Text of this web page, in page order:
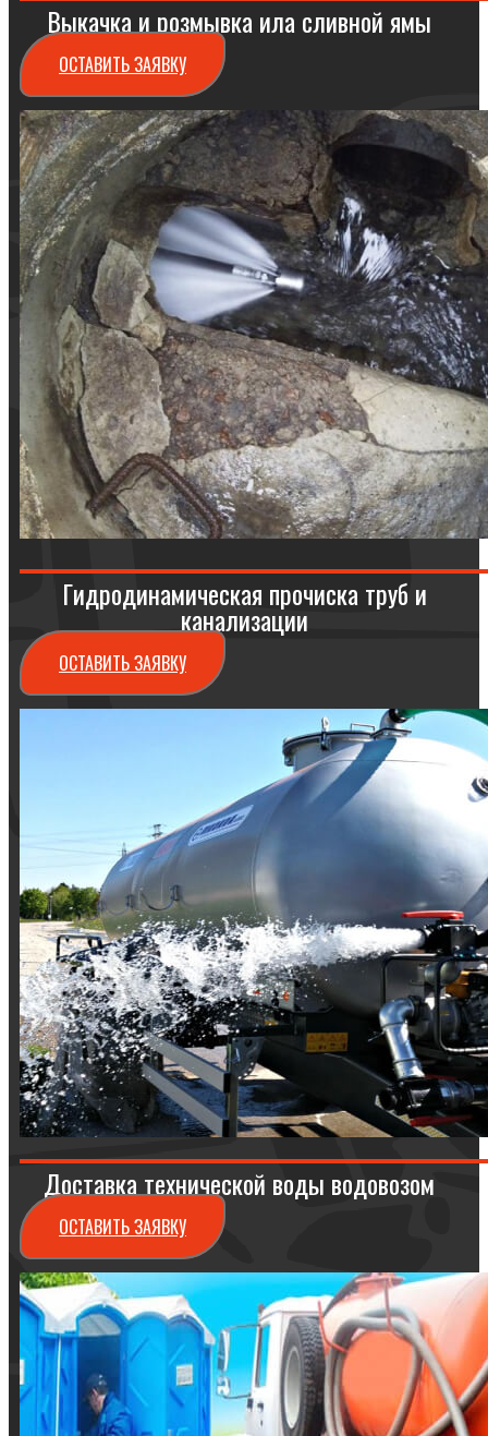
Выкачка и розмывка ила сливной ямы
ОСТАВИТЬ ЗАЯВКУ
Гидродинамическая прочиска труб и
канализации
ОСТАВИТЬ ЗАЯВКУ
Доставка технической воды водовозом
ОСТАВИТЬ ЗАЯВКУ